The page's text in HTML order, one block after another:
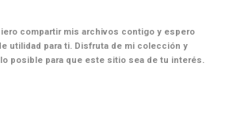
compartir mis archivos contigo y espero
utilidad para ti. Disfruta de mi colección y
posible para que este sitio sea de tu interés.